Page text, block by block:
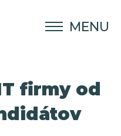
MENU
firmy od